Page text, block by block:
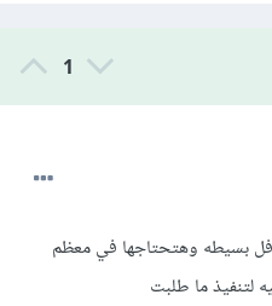
1
بسيطه وهتحتاجها في معظم
لتنفيذ ما طلبت